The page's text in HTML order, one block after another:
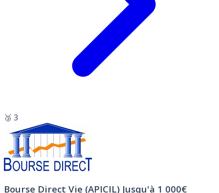
🥉 3
Bourse Direct Vie (APICIL) Jusqu'à 1 000€